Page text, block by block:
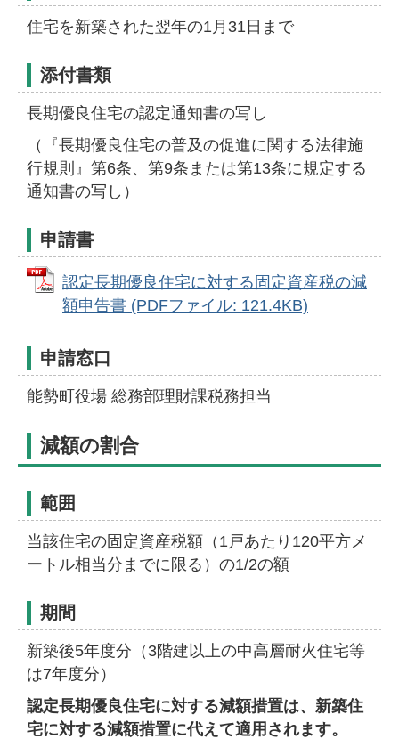
住宅を新築された翌年の1月31日まで
添付書類
長期優良住宅の認定通知書の写し
（『長期優良住宅の普及の促進に関する法律施
行規則』第6条、第9条または第13条に規定する
通知書の写し）
申請書
認定長期優良住宅に対する固定資産税の減
額申告書 (PDFファイル: 121.4KB)
申請窓口
能勢町役場 総務部理財課税務担当
減額の割合
範囲
当該住宅の固定資産税額（1戸あたり120平方メ
ートル相当分までに限る）の1/2の額
期間
新築後5年度分（3階建以上の中高層耐火住宅等
は7年度分）
認定長期優良住宅に対する減額措置は、新築住
宅に対する減額措置に代えて適用されます。